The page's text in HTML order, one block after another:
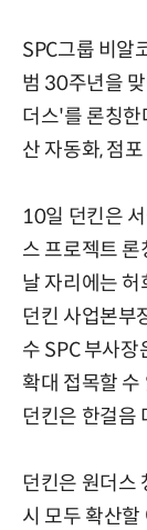
SPC그룹 비알
범 30주년을
더스'를 론칭한
산 자동화, 점
10일 던킨은
스 프로젝트
날 자리에는 허
던킨 사업본부
수 SPC 부사
확대 접목할 수
던킨은 한걸음
던킨은 원더스
시 모두 확산